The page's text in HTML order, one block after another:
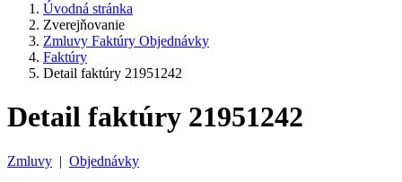
Úvodná stránka
Zverejňovanie
Zmluvy Faktúry Objednávky
Faktúry
Detail faktúry 21951242
Detail faktúry 21951242
Zmluvy | Objednávky